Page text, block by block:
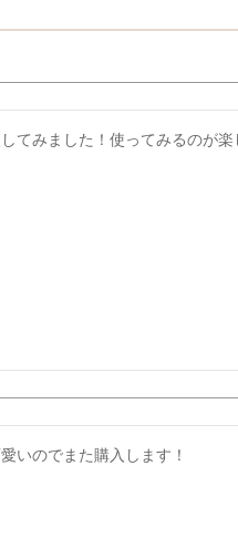
てみました！使ってみるのが楽
いのでまた購入します！